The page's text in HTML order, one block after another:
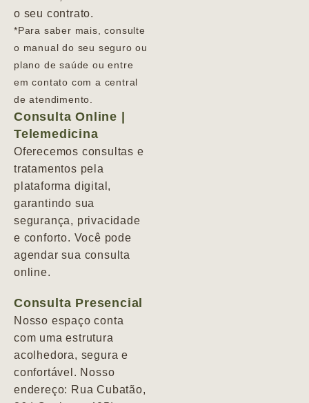
o seu contrato.
*Para saber mais, consulte
o manual do seu seguro ou
plano de saúde ou entre
em contato com a central
de atendimento.
Consulta Online |
Telemedicina
Oferecemos consultas e
tratamentos pela
plataforma digital,
garantindo sua
segurança, privacidade
e conforto. Você pode
agendar sua consulta
online.
Consulta Presencial
Nosso espaço conta
com uma estrutura
acolhedora, segura e
confortável. Nosso
endereço: Rua Cubatão,